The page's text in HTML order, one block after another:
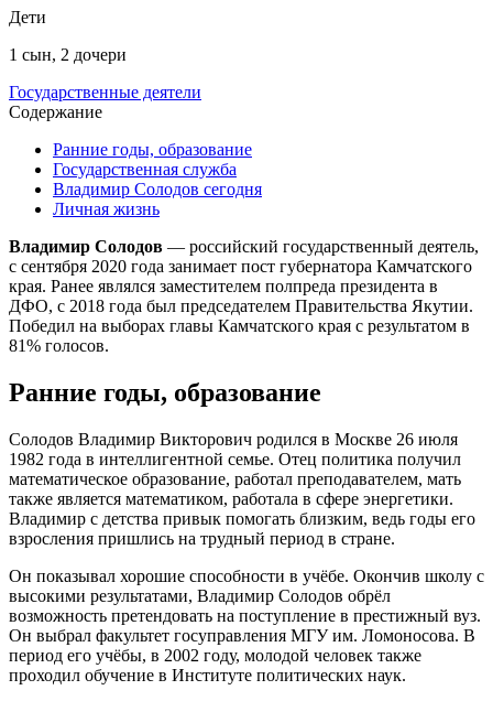
Дети
1 сын, 2 дочери
Государственные деятели
Содержание
Ранние годы, образование
Государственная служба
Владимир Солодов сегодня
Личная жизнь
Владимир Солодов — российский государственный деятель,
с сентября 2020 года занимает пост губернатора Камчатского
края. Ранее являлся заместителем полпреда президента в
ДФО, с 2018 года был председателем Правительства Якутии.
Победил на выборах главы Камчатского края с результатом в
81% голосов.
Ранние годы, образование
Солодов Владимир Викторович родился в Москве 26 июля
1982 года в интеллигентной семье. Отец политика получил
математическое образование, работал преподавателем, мать
также является математиком, работала в сфере энергетики.
Владимир с детства привык помогать близким, ведь годы его
взросления пришлись на трудный период в стране.
Он показывал хорошие способности в учёбе. Окончив школу с
высокими результатами, Владимир Солодов обрёл
возможность претендовать на поступление в престижный вуз.
Он выбрал факультет госуправления МГУ им. Ломоносова. В
период его учёбы, в 2002 году, молодой человек также
проходил обучение в Институте политических наук.